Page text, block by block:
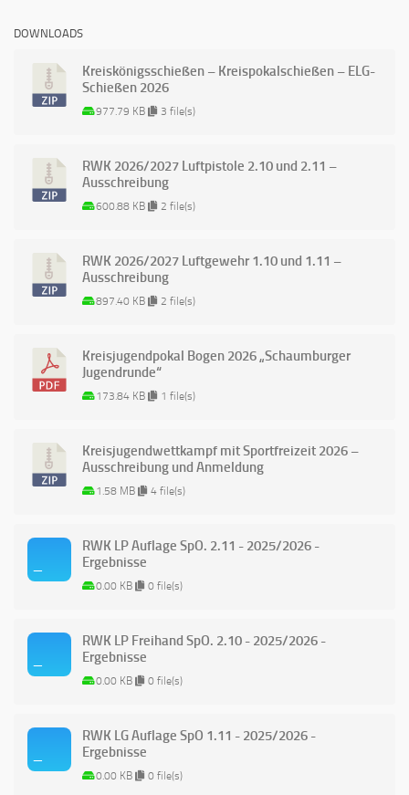
DOWNLOADS
Kreiskönigsschießen – Kreispokalschießen – ELG-
Schießen 2026
977.79 KB 3 file(s)
RWK 2026/2027 Luftpistole 2.10 und 2.11 –
Ausschreibung
600.88 KB 2 file(s)
RWK 2026/2027 Luftgewehr 1.10 und 1.11 –
Ausschreibung
897.40 KB 2 file(s)
Kreisjugendpokal Bogen 2026 „Schaumburger
Jugendrunde“
173.84 KB 1 file(s)
Kreisjugendwettkampf mit Sportfreizeit 2026 –
Ausschreibung und Anmeldung
1.58 MB 4 file(s)
RWK LP Auflage SpO. 2.11 - 2025/2026 -
Ergebnisse
0.00 KB 0 file(s)
RWK LP Freihand SpO. 2.10 - 2025/2026 -
Ergebnisse
0.00 KB 0 file(s)
RWK LG Auflage SpO 1.11 - 2025/2026 -
Ergebnisse
0.00 KB 0 file(s)